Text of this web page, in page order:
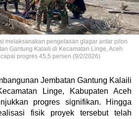
melaksanakan pengelasan glagar antar pilon
Gantung Kalaili di Kecamatan Linge, Aceh
progres 45,5 persen.(9/2/2026)
Jembatan Gantung Kalaili
Linge, Kabupaten Aceh
progres signifikan. Hingga
fisik proyek tersebut telah